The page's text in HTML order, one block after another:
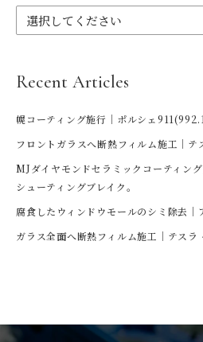
Recent Articles
幌コーティング施行｜ポルシェ
フロントガラスへ断熱フィルム施工｜テ
MJダイヤモンドセラミックコーティン
シューティングブレイク。
腐食したウィンドウモールのシミ除去｜
ガラス全面へ断熱フィルム施工｜テスラ